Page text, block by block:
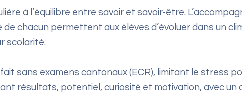
à l’équilibre entre savoir et savoir-être.
chacun permettent aux élèves d’évoluer dans un
scolarité.
sans examens cantonaux (ECR), limitant le stress
résultats, potentiel, curiosité et motivation, avec un